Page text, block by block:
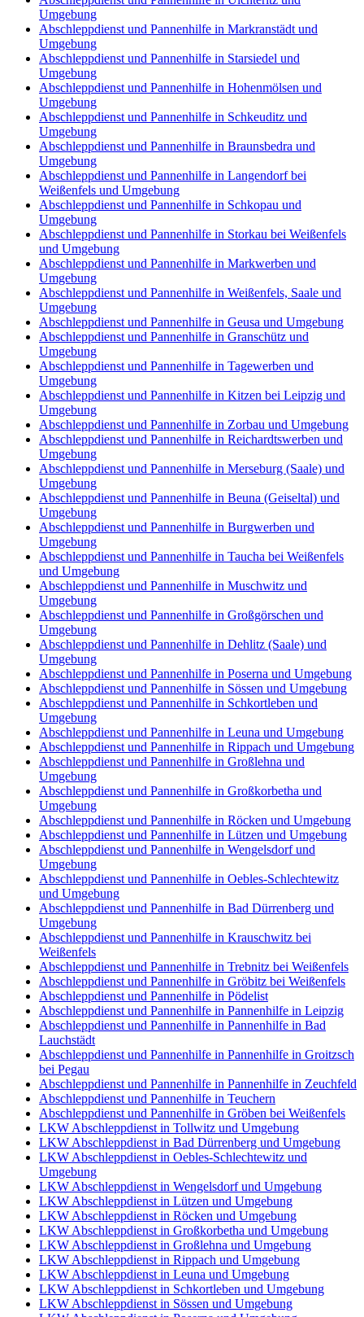
Umgebung
Abschleppdienst und Pannenhilfe in Markranstädt und
Umgebung
Abschleppdienst und Pannenhilfe in Starsiedel und
Umgebung
Abschleppdienst und Pannenhilfe in Hohenmölsen und
Umgebung
Abschleppdienst und Pannenhilfe in Schkeuditz und
Umgebung
Abschleppdienst und Pannenhilfe in Braunsbedra und
Umgebung
Abschleppdienst und Pannenhilfe in Langendorf bei
Weißenfels und Umgebung
Abschleppdienst und Pannenhilfe in Schkopau und
Umgebung
Abschleppdienst und Pannenhilfe in Storkau bei Weißenfels
und Umgebung
Abschleppdienst und Pannenhilfe in Markwerben und
Umgebung
Abschleppdienst und Pannenhilfe in Weißenfels, Saale und
Umgebung
Abschleppdienst und Pannenhilfe in Geusa und Umgebung
Abschleppdienst und Pannenhilfe in Granschütz und
Umgebung
Abschleppdienst und Pannenhilfe in Tagewerben und
Umgebung
Abschleppdienst und Pannenhilfe in Kitzen bei Leipzig und
Umgebung
Abschleppdienst und Pannenhilfe in Zorbau und Umgebung
Abschleppdienst und Pannenhilfe in Reichardtswerben und
Umgebung
Abschleppdienst und Pannenhilfe in Merseburg (Saale) und
Umgebung
Abschleppdienst und Pannenhilfe in Beuna (Geiseltal) und
Umgebung
Abschleppdienst und Pannenhilfe in Burgwerben und
Umgebung
Abschleppdienst und Pannenhilfe in Taucha bei Weißenfels
und Umgebung
Abschleppdienst und Pannenhilfe in Muschwitz und
Umgebung
Abschleppdienst und Pannenhilfe in Großgörschen und
Umgebung
Abschleppdienst und Pannenhilfe in Dehlitz (Saale) und
Umgebung
Abschleppdienst und Pannenhilfe in Poserna und Umgebung
Abschleppdienst und Pannenhilfe in Sössen und Umgebung
Abschleppdienst und Pannenhilfe in Schkortleben und
Umgebung
Abschleppdienst und Pannenhilfe in Leuna und Umgebung
Abschleppdienst und Pannenhilfe in Rippach und Umgebung
Abschleppdienst und Pannenhilfe in Großlehna und
Umgebung
Abschleppdienst und Pannenhilfe in Großkorbetha und
Umgebung
Abschleppdienst und Pannenhilfe in Röcken und Umgebung
Abschleppdienst und Pannenhilfe in Lützen und Umgebung
Abschleppdienst und Pannenhilfe in Wengelsdorf und
Umgebung
Abschleppdienst und Pannenhilfe in Oebles-Schlechtewitz
und Umgebung
Abschleppdienst und Pannenhilfe in Bad Dürrenberg und
Umgebung
Abschleppdienst und Pannenhilfe in Krauschwitz bei
Weißenfels
Abschleppdienst und Pannenhilfe in Trebnitz bei Weißenfels
Abschleppdienst und Pannenhilfe in Gröbitz bei Weißenfels
Abschleppdienst und Pannenhilfe in Pödelist
Abschleppdienst und Pannenhilfe in Pannenhilfe in Leipzig
Abschleppdienst und Pannenhilfe in Pannenhilfe in Bad
Lauchstädt
Abschleppdienst und Pannenhilfe in Pannenhilfe in Groitzsch
bei Pegau
Abschleppdienst und Pannenhilfe in Pannenhilfe in Zeuchfeld
Abschleppdienst und Pannenhilfe in Teuchern
Abschleppdienst und Pannenhilfe in Gröben bei Weißenfels
LKW Abschleppdienst in Tollwitz und Umgebung
LKW Abschleppdienst in Bad Dürrenberg und Umgebung
LKW Abschleppdienst in Oebles-Schlechtewitz und
Umgebung
LKW Abschleppdienst in Wengelsdorf und Umgebung
LKW Abschleppdienst in Lützen und Umgebung
LKW Abschleppdienst in Röcken und Umgebung
LKW Abschleppdienst in Großkorbetha und Umgebung
LKW Abschleppdienst in Großlehna und Umgebung
LKW Abschleppdienst in Rippach und Umgebung
LKW Abschleppdienst in Leuna und Umgebung
LKW Abschleppdienst in Schkortleben und Umgebung
LKW Abschleppdienst in Sössen und Umgebung